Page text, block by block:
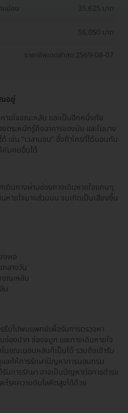
นอ่อน 35,625 บาท
56,050 บาท
ราคาอัพเดตล่าสุด 2569-08-07
อยู่
ายใจขณะหลับ และเป็นอีกหนึ่งภัย
ระหนักรู้ถึงอาการของมัน และในบาง
ช่น “เวลานอน” ซึ่งถ้าใครที่ได้นอนกับ
กับคนอื่นได้
ดินทางผ่านช่องทางเดินหายใจแคบๆ
หายใจบางส่วนบน จนเกิดเป็นเสียงขึ้น
งพอ
ลางวัน
ขณะหลับ
บ
รีบไปพบแพทย์เพื่อรับการตรวจหา
ช่องปาก ช่องจมูก และทางเดินหายใจ
นขณะนอนหลับก็เป็นได้ รวมถึงเข้ารับ
ละให้การรักษาปัญหาการนอนกรน
รับการรักษา อาจเป็นปัญหาต่อการดำรง
โรคความดันโลหิตสูงได้ด้วย